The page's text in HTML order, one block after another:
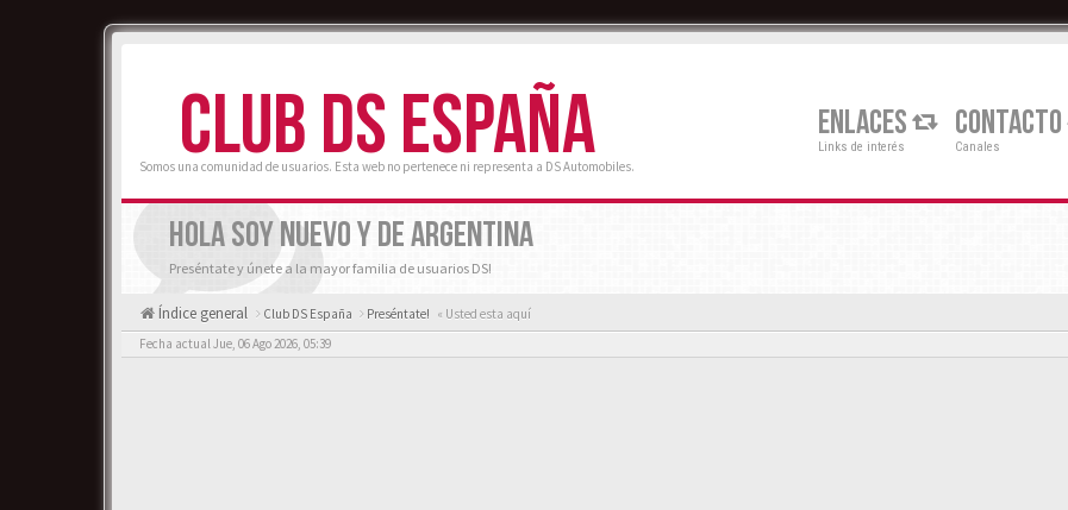
CLUB DS ESPAÑA
Somos una comunidad de usuarios. Esta web no pertenece ni representa a DS Automobiles.
ENLACES
Links de interés
CONTACTO
Canales
HOLA SOY NUEVO Y DE ARGENTINA
Preséntate y únete a la mayor familia de usuarios DS!
Índice general Club DS España Preséntate! « Usted esta aquí
Fecha actual Jue, 06 Ago 2026, 05:39